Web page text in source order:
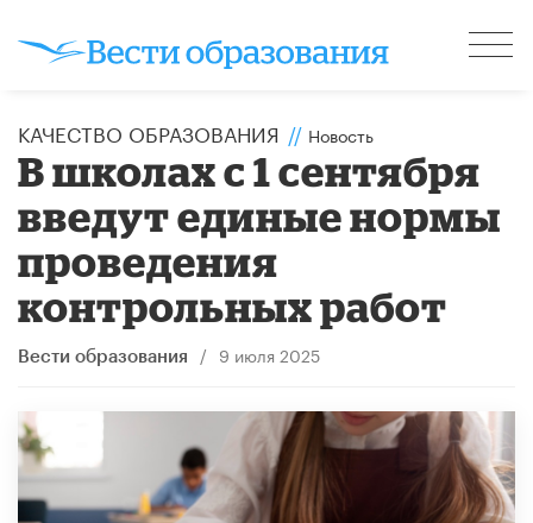
КАЧЕСТВО ОБРАЗОВАНИЯ // Новость
В школах с 1 сентября
введут единые нормы
проведения
контрольных работ
Вести образования / 9 июля 2025